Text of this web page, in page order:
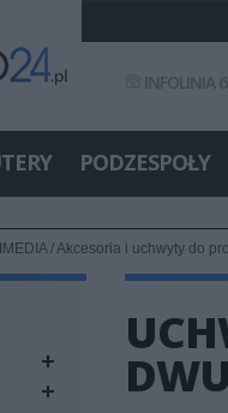
INFOLINIA
PODZESPOŁY
/Akcesoria i uchwyty do